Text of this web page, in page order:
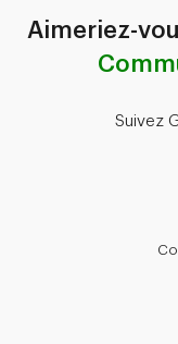
Aimeriez-
Suivez